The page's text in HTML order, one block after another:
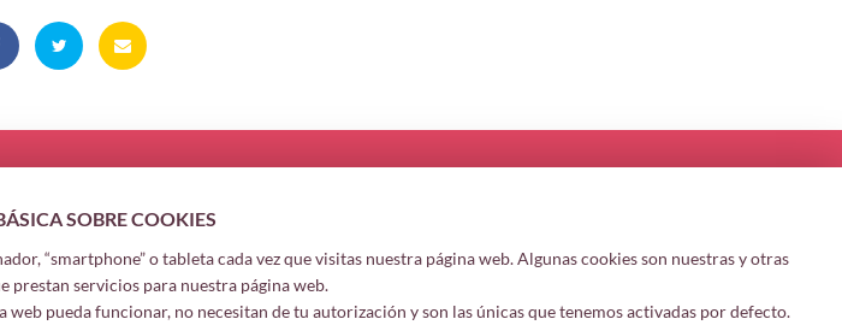
Legal information
Legal notice
Follow me
SOBRE COOKIES
“smartphone” o tableta cada vez que visitas nuestra página web. Algunas cookies son nuestras y otras
prestan servicios para nuestra página web.
pueda funcionar, no necesitan de tu autorización y son las únicas que tenemos activadas por defecto.